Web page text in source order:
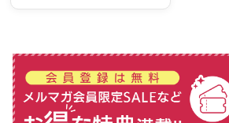
とバックアップを忘れ